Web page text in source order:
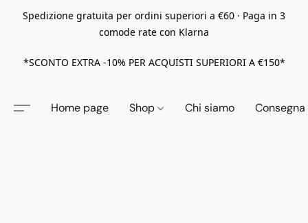
Spedizione gratuita per ordini superiori a €60 · Paga in 3
comode rate con Klarna
*SCONTO EXTRA -10% PER ACQUISTI SUPERIORI A €150*
Home page Shop Chi siamo Consegna